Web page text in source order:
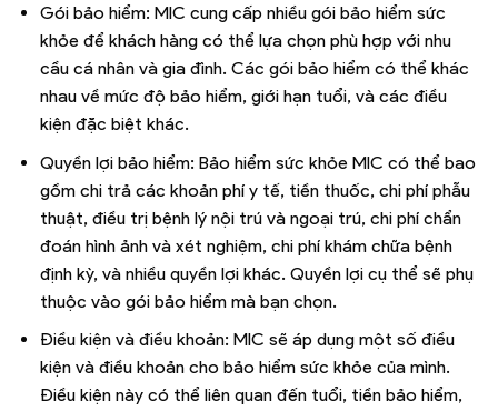
Gói bảo hiểm: MIC cung cấp nhiều gói bảo hiểm sức
khỏe để khách hàng có thể lựa chọn phù hợp với nhu
cầu cá nhân và gia đình. Các gói bảo hiểm có thể khác
nhau về mức độ bảo hiểm, giới hạn tuổi, và các điều
kiện đặc biệt khác.
Quyền lợi bảo hiểm: Bảo hiểm sức khỏe MIC có thể bao
gồm chi trả các khoản phí y tế, tiền thuốc, chi phí phẫu
thuật, điều trị bệnh lý nội trú và ngoại trú, chi phí chẩn
đoán hình ảnh và xét nghiệm, chi phí khám chữa bệnh
định kỳ, và nhiều quyền lợi khác. Quyền lợi cụ thể sẽ phụ
thuộc vào gói bảo hiểm mà bạn chọn.
Điều kiện và điều khoản: MIC sẽ áp dụng một số điều
kiện và điều khoản cho bảo hiểm sức khỏe của mình.
Điều kiện này có thể liên quan đến tuổi, tiền bảo hiểm,